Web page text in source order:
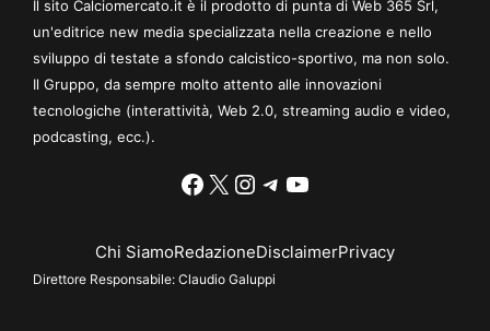
Il sito Calciomercato.it è il prodotto di punta di Web 365 Srl,
un'editrice new media specializzata nella creazione e nello
sviluppo di testate a sfondo calcistico-sportivo, ma non solo.
Il Gruppo, da sempre molto attento alle innovazioni
tecnologiche (interattività, Web 2.0, streaming audio e video,
podcasting, ecc.).
Facebook
X Instagram
Telegram
YouTube
Chi SiamoRedazioneDisclaimerPrivacy
Direttore Responsabile: Claudio Galuppi